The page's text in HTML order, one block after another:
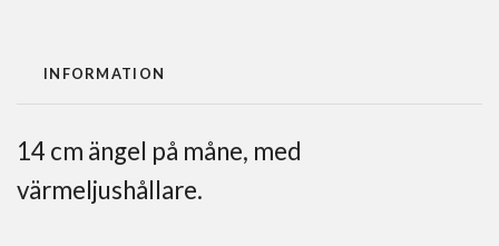
INFORMATION
14 cm ängel på måne, med
värmeljushållare.